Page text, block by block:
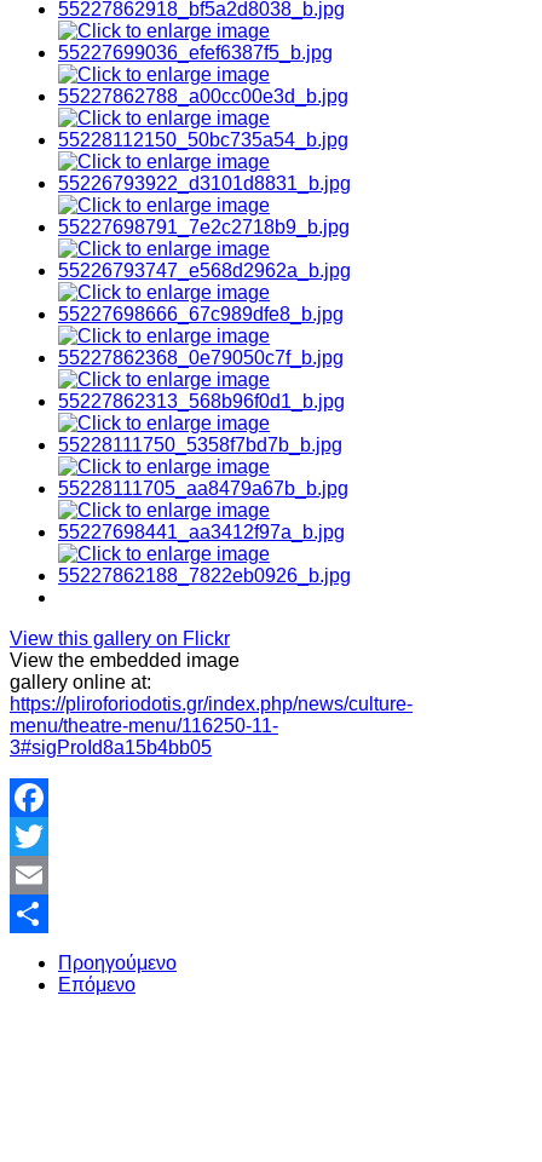
View this gallery on Flickr
View the embedded image
gallery online at:
https://pliroforiodotis.gr/index.php/news/culture-
menu/theatre-menu/116250-11-
3#sigProId8a15b4bb05
Facebook
Twitter
Email
Share
Προηγούμενο
Επόμενο